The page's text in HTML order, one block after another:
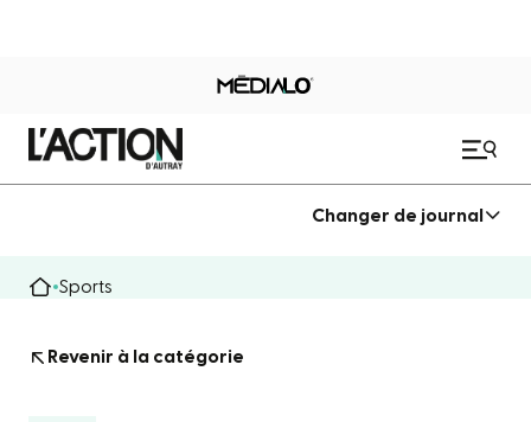
Changer de journal
Sports
Revenir à la catégorie